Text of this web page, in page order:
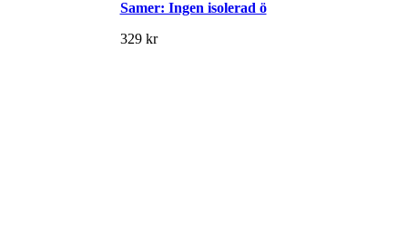
Samer: Ingen isolerad ö
329 kr